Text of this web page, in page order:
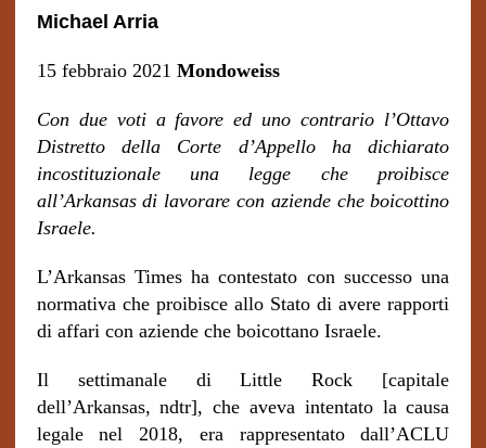
Michael Arria
15 febbraio 2021 Mondoweiss
Con due voti a favore ed uno contrario l’Ottavo
Distretto della Corte d’Appello ha dichiarato
incostituzionale una legge che proibisce
all’Arkansas di lavorare con aziende che boicottino
Israele.
L’Arkansas Times ha contestato con successo una
normativa che proibisce allo Stato di avere rapporti
di affari con aziende che boicottano Israele.
Il settimanale di Little Rock [capitale
dell’Arkansas, ndtr], che aveva intentato la causa
legale nel 2018, era rappresentato dall’ACLU